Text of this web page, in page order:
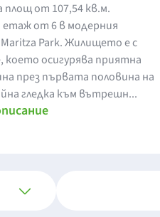
от 107,54 кв.м.
етаж от 6 в модерния
Park. Жилището е с
което осигурява приятна
през първата половина на
гледка към вътрешн...